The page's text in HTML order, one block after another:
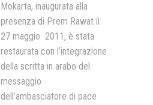
Mokarta, inaugurata alla
presenza di Prem Rawat il
27 maggio 2011, è stata
restaurata con l’integrazione
della scritta in arabo del
messaggio
dell’ambasciatore di pace